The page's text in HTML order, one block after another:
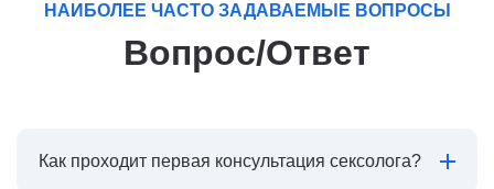
НАИБОЛЕЕ ЧАСТО ЗАДАВАЕМЫЕ ВОПРОСЫ
Вопрос/Ответ
Как проходит первая консультация сексолога?